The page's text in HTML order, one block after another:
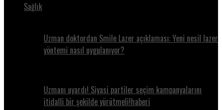
Sağlık
Uzman doktordan Smile Lazer açıklaması: Yeni nesil lazer
yöntemi nasıl uygulanıyor?
Uzmanı uyardı! Siyasi partiler seçim kampanyalarını
itidalli bir şekilde yürütmeli!haberi